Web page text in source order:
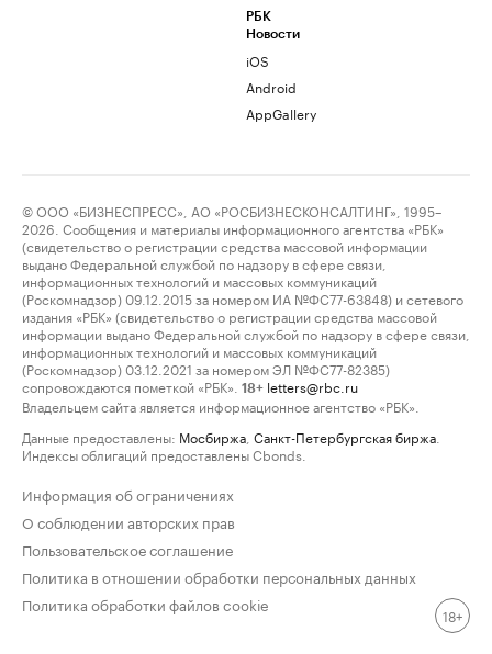
РБК
Новости
iOS
Android
AppGallery
© ООО «БИЗНЕСПРЕСС», АО «РОСБИЗНЕСКОНСАЛТИНГ», 1995–
2026. Сообщения и материалы информационного агентства «РБК»
(свидетельство о регистрации средства массовой информации
выдано Федеральной службой по надзору в сфере связи,
информационных технологий и массовых коммуникаций
(Роскомнадзор) 09.12.2015 за номером ИА №ФС77-63848) и сетевого
издания «РБК» (свидетельство о регистрации средства массовой
информации выдано Федеральной службой по надзору в сфере связи,
информационных технологий и массовых коммуникаций
(Роскомнадзор) 03.12.2021 за номером ЭЛ №ФС77-82385)
сопровождаются пометкой «РБК».
18+ letters@rbc.ru
Владельцем сайта является информационное агентство «РБК».
Данные предоставлены: Мосбиржа Санкт-Петербургская биржа
Индексы облигаций предоставлены Cbonds.
Информация об ограничениях
О соблюдении авторских прав
Пользовательское соглашение
Политика в отношении обработки персональных данных
Политика обработки файлов cookie
18+